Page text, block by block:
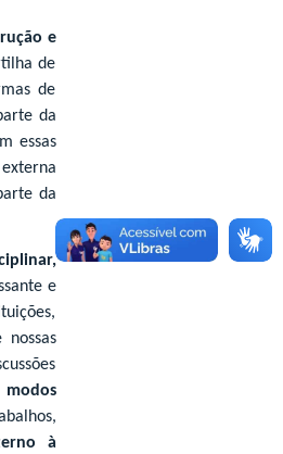
e
de
de
da
essas
da
e
modos
à